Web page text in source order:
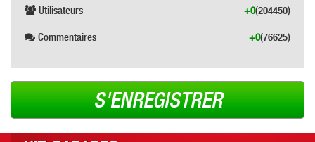
Utilisateurs (204450)
+0
Commentaires (76625)
+0
S'ENREGISTRER